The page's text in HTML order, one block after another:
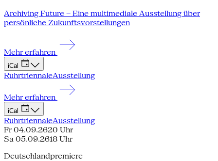
Archiving Future – Eine multimediale Ausstellung über
persönliche Zukunftsvorstellungen
Mehr erfahren
iCal
RuhrtriennaleAusstellung
Mehr erfahren
iCal
RuhrtriennaleAusstellung
Fr 04.09.2620 Uhr
Sa 05.09.2618 Uhr
Deutschlandpremiere